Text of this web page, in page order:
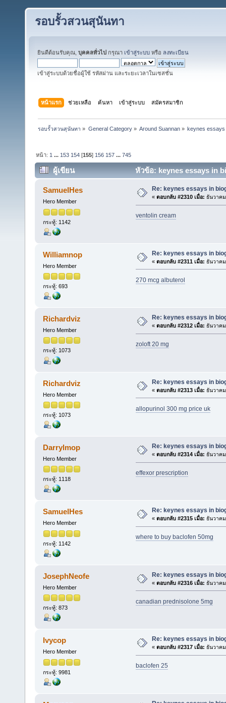
รอบรั้วสวนสุนันทา
ยินดีต้อนรับคุณ, บุคคลทั่วไป กรุณา เข้าสู่ระบบ หรือ ลงทะเบียน
เข้าสู่ระบบด้วยชื่อผู้ใช้ รหัสผ่าน และระยะเวลาในเซสชั่น
หน้าแรก ช่วยเหลือ ค้นหา เข้าสู่ระบบ สมัครสมาชิก
รอบรั้วสวนสุนันทา » General Category» Around Suannan» keynes essays
หน้า: 1 ... 153 154 [155] 156 157 ...745
ผู้เขียน หัวข้อ: keynes essays in
SamuelHes
Hero Member
กระทู้: 1142
Re: keynes essays in
« ตอบกลับ #2310 เมื่อ: ธันวาค
ventolin cream
Williamnop
Hero Member
กระทู้: 693
Re: keynes essays in
« ตอบกลับ #2311 เมื่อ: ธันวาค
270 mcg albuterol
Richardviz
Hero Member
กระทู้: 1073
Re: keynes essays in
« ตอบกลับ #2312 เมื่อ: ธันวาค
zoloft 20 mg
Richardviz
Hero Member
กระทู้: 1073
Re: keynes essays in
« ตอบกลับ #2313 เมื่อ: ธันวาค
allopurinol 300 mg price uk
Darrylmop
Hero Member
กระทู้: 1118
Re: keynes essays in
« ตอบกลับ #2314 เมื่อ: ธันวาค
effexor prescription
SamuelHes
Hero Member
กระทู้: 1142
Re: keynes essays in
« ตอบกลับ #2315 เมื่อ: ธันวาค
where to buy baclofen 50mg
JosephNeofe
Hero Member
กระทู้: 873
Re: keynes essays in
« ตอบกลับ #2316 เมื่อ: ธันวาค
canadian prednisolone 5mg
Ivycop
Hero Member
กระทู้: 9981
Re: keynes essays in
« ตอบกลับ #2317 เมื่อ: ธันวาค
baclofen 25